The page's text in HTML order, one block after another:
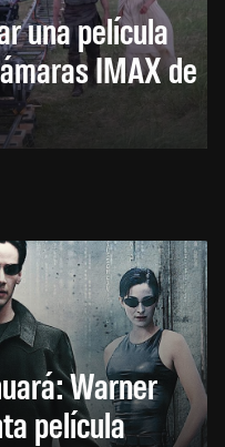
una película
IMAX de
Warner
película